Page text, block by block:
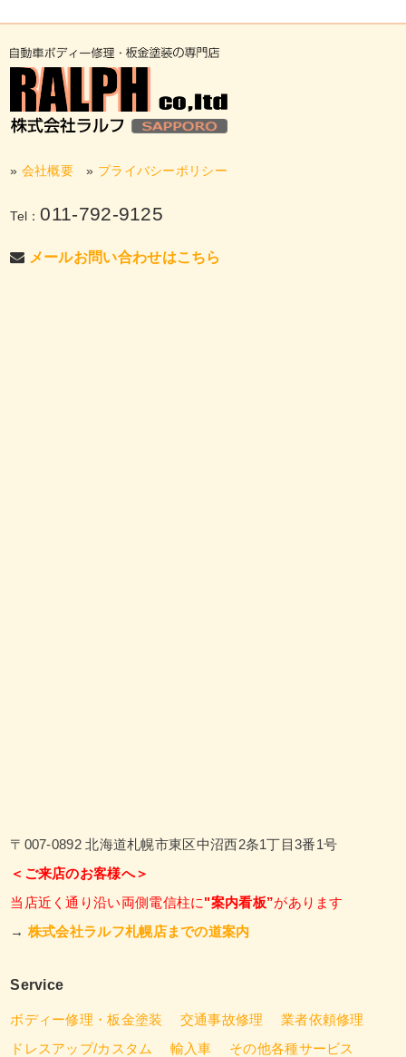
» 会社概要 » プライバシーポリシー
Tel：011-792-9125
メールお問い合わせはこちら
〒007-0892 北海道札幌市東区中沼西2条1丁目3番1号
＜ご来店のお客様へ＞
当店近く通り沿い両側電信柱に"案内看板”があります
→ 株式会社ラルフ札幌店までの道案内
Service
ボディー修理・板金塗装 交通事故修理
業者依頼修理
ドレスアップ/カスタム
輸入車 その他各種サービス